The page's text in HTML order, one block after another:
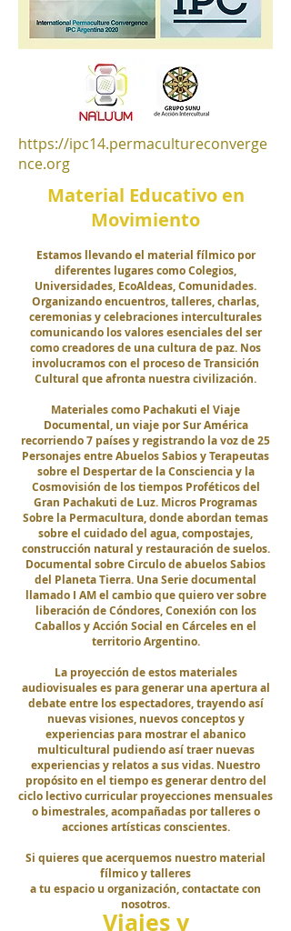
https://ipc14.permacultureconverge
nce.org
Material Educativo en
Movimiento
Estamos llevando el material fílmico por
diferentes lugares como Colegios,
Universidades, EcoAldeas, Comunidades.
Organizando encuentros, talleres, charlas,
ceremonias y celebraciones interculturales
comunicando los valores esenciales del ser
como creadores de una cultura de paz. Nos
involucramos con el proceso de Transición
Cultural que afronta nuestra civilización.
Materiales como Pachakuti el Viaje
Documental, un viaje por Sur América
recorriendo 7 países y registrando la voz de 25
Personajes entre Abuelos Sabios y Terapeutas
sobre el Despertar de la Consciencia y la
Cosmovisión de los tiempos Proféticos del
Gran Pachakuti de Luz. Micros Programas
Sobre la Permacultura, donde abordan temas
sobre el cuidado del agua, compostajes,
construcción natural y restauración de suelos.
Documental sobre Circulo de abuelos Sabios
del Planeta Tierra. Una Serie documental
llamado I AM el cambio que quiero ver sobre
liberación de Cóndores, Conexión con los
Caballos y Acción Social en Cárceles en el
territorio Argentino.
La proyección de estos materiales
audiovisuales es para generar una apertura al
debate entre los espectadores, trayendo así
nuevas visiones, nuevos conceptos y
experiencias para mostrar el abanico
multicultural pudiendo así traer nuevas
experiencias y relatos a sus vidas. Nuestro
propósito en el tiempo es generar dentro del
ciclo lectivo curricular proyecciones mensuales
o bimestrales, acompañadas por talleres o
acciones artísticas conscientes.
Si quieres que acerquemos nuestro material
fílmico y talleres
a tu espacio u organización, contactate con
nosotros.
Viajes y